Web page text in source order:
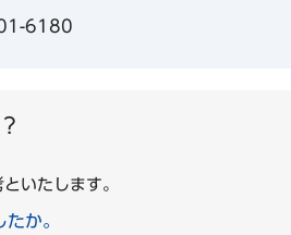
6180
いたします。
か。